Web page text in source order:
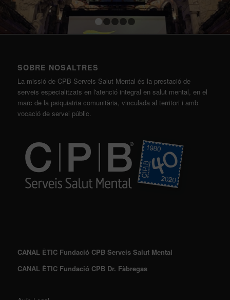
SOBRE NOSALTRES
La missió de CPB Serveis Salut Mental és la prestació de
serveis especialitzats en l'atenció integral en salut mental, en el
marc de la psiquiatria comunitària, vinculada al territori i amb
vocació de servei públic.
CANAL ÈTIC Fundació CPB Serveis Salut Mental
CANAL ÈTIC Fundació CPB Dr. Fàbregas